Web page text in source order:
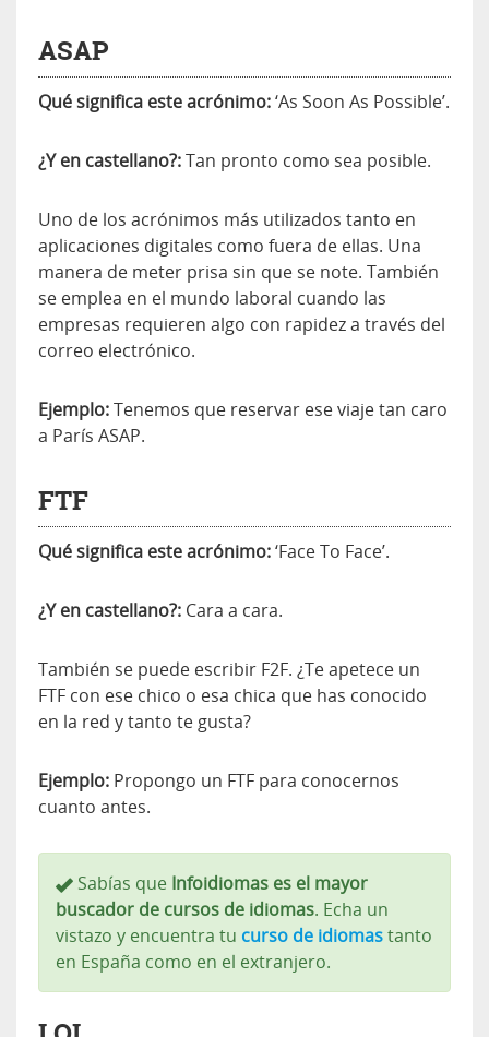
ASAP
Qué significa este acrónimo:‘As Soon As Possible’.
¿Y en castellano?:Tan pronto como sea posible.
Uno de los acrónimos más utilizados tanto en
aplicaciones digitales como fuera de ellas. Una
manera de meter prisa sin que se note. También
se emplea en el mundo laboral cuando las
empresas requieren algo con rapidez a través del
correo electrónico.
Ejemplo:Tenemos que reservar ese viaje tan caro
a París ASAP.
FTF
Qué significa este acrónimo:‘Face To Face’.
¿Y en castellano?: Cara a cara.
También se puede escribir F2F. ¿Te apetece un
FTF con ese chico o esa chica que has conocido
en la red y tanto te gusta?
Ejemplo: Propongo un FTF para conocernos
cuanto antes.
Sabías que Infoidiomas es el mayor
buscador de cursos de idiomas. Echa un
vistazo y encuentra tu curso de idiomastanto
en España como en el extranjero.